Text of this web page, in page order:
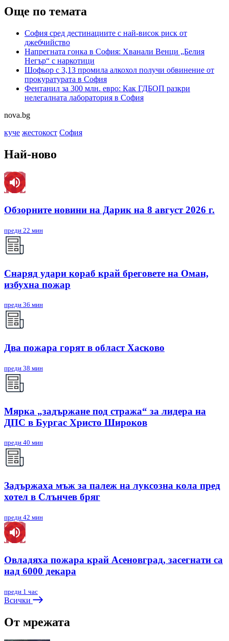
Още по темата
София сред дестинациите с най-висок риск от
джебчийство
Напрегната гонка в София: Хванали Венци „Белия
Негър“ с наркотици
Шофьор с 3,13 промила алкохол получи обвинение от
прокуратурата в София
Фентанил за 300 млн. евро: Как ГДБОП разкри
нелегалната лаборатория в София
nova.bg
куче жестокост София
Най-ново
Обзорните новини на Дарик на 8 август 2026 г.
преди 22 мин
Снаряд удари кораб край бреговете на Оман,
избухна пожар
преди 36 мин
Два пожара горят в област Хасково
преди 38 мин
Мярка „задържане под стража“ за лидера на
ДПС в Бургас Христо Широков
преди 40 мин
Задържаха мъж за палеж на луксозна кола пред
хотел в Слънчев бряг
преди 42 мин
Овладяха пожара край Асеновград, засегнати са
над 6000 декара
преди 1 час
Всички
От мрежата